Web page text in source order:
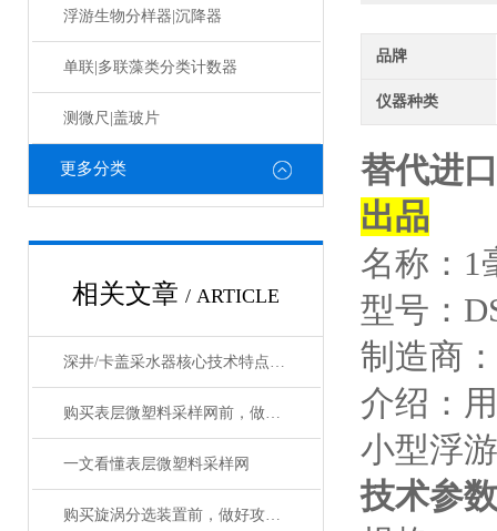
浮游生物分样器|沉降器
单联|多联藻类分类计数器
测微尺|盖玻片
更多分类
相关文章 / ARTICLE
深井/卡盖采水器核心技术特点深度剖析
购买表层微塑料采样网前，做好攻略了吗
一文看懂表层微塑料采样网
购买旋涡分选装置前，做好攻略了吗？
品牌
仪器种类
替代进
出品
名称：1
型号：
制造商
介绍：
小型浮
技术参